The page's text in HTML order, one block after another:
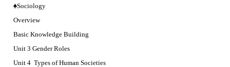
♠Sociology
Overview
Basic Knowledge Building
Unit 3 Gender Roles
Unit 4 Types of Human Societies